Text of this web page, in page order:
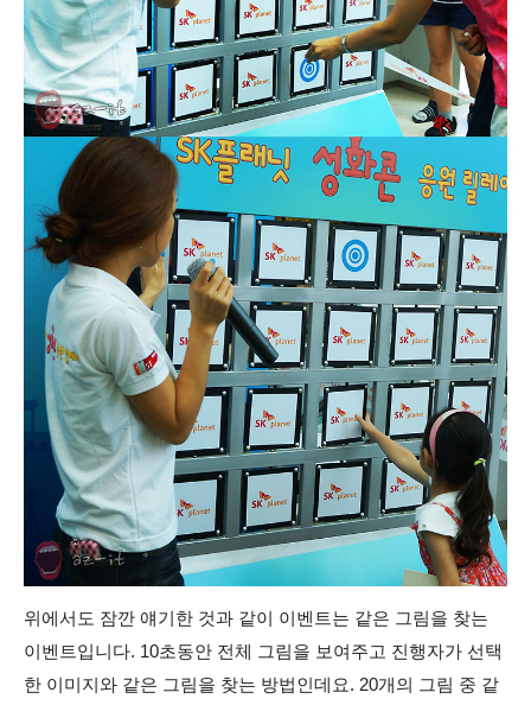
위에서도 잠깐 얘기한 것과 같이 이벤트는 같은 그림을 찾는
이벤트입니다. 10초동안 전체 그림을 보여주고 진행자가 선택
한 이미지와 같은 그림을 찾는 방법인데요. 20개의 그림 중 같